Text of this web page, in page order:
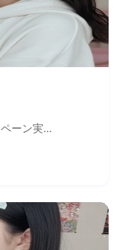
ーン実...